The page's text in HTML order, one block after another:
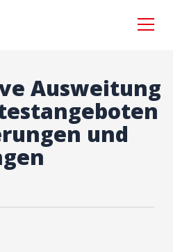
Menü
×
Ausweitung
und